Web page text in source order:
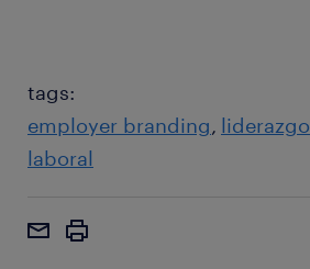
tags:
employer branding liderazgo
laboral